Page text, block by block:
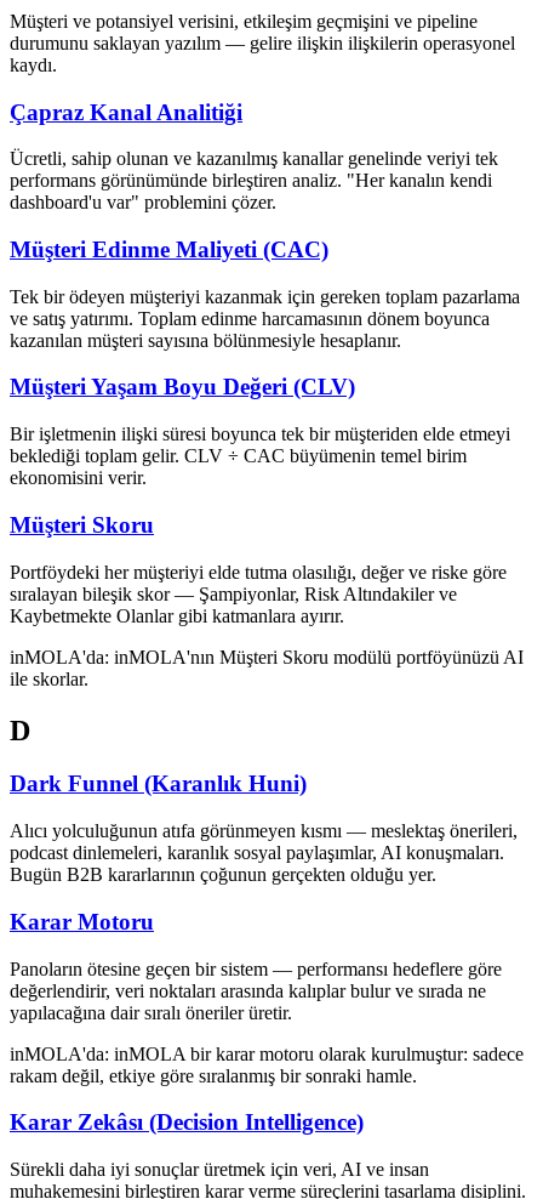
Müşteri ve potansiyel verisini, etkileşim geçmişini ve pipeline
durumunu saklayan yazılım — gelire ilişkin ilişkilerin operasyonel
kaydı.
Çapraz Kanal Analitiği
Ücretli, sahip olunan ve kazanılmış kanallar genelinde veriyi tek
performans görünümünde birleştiren analiz. "Her kanalın kendi
dashboard'u var" problemini çözer.
Müşteri Edinme Maliyeti (CAC)
Tek bir ödeyen müşteriyi kazanmak için gereken toplam pazarlama
ve satış yatırımı. Toplam edinme harcamasının dönem boyunca
kazanılan müşteri sayısına bölünmesiyle hesaplanır.
Müşteri Yaşam Boyu Değeri (CLV)
Bir işletmenin ilişki süresi boyunca tek bir müşteriden elde etmeyi
beklediği toplam gelir. CLV ÷ CAC büyümenin temel birim
ekonomisini verir.
Müşteri Skoru
Portföydeki her müşteriyi elde tutma olasılığı, değer ve riske göre
sıralayan bileşik skor — Şampiyonlar, Risk Altındakiler ve
Kaybetmekte Olanlar gibi katmanlara ayırır.
inMOLA'da: inMOLA'nın Müşteri Skoru modülü portföyünüzü AI
ile skorlar.
D
Dark Funnel (Karanlık Huni)
Alıcı yolculuğunun atıfa görünmeyen kısmı — meslektaş önerileri,
podcast dinlemeleri, karanlık sosyal paylaşımlar, AI konuşmaları.
Bugün B2B kararlarının çoğunun gerçekten olduğu yer.
Karar Motoru
Panoların ötesine geçen bir sistem — performansı hedeflere göre
değerlendirir, veri noktaları arasında kalıplar bulur ve sırada ne
yapılacağına dair sıralı öneriler üretir.
inMOLA'da: inMOLA bir karar motoru olarak kurulmuştur: sadece
rakam değil, etkiye göre sıralanmış bir sonraki hamle.
Karar Zekâsı (Decision Intelligence)
Sürekli daha iyi sonuçlar üretmek için veri, AI ve insan
muhakemesini birleştiren karar verme süreçlerini tasarlama disiplini.